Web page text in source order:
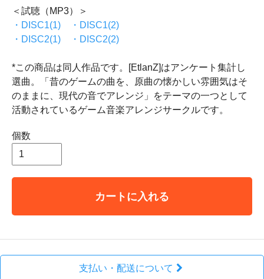
＜試聴（MP3）＞
・DISC1(1)
・DISC1(2)
・DISC2(1)
・DISC2(2)
*この商品は同人作品です。[EtlanZ]はアンケート集計し
選曲。「昔のゲームの曲を、原曲の懐かしい雰囲気はそ
のままに、現代の音でアレンジ」をテーマの一つとして
活動されているゲーム音楽アレンジサークルです。
個数
カートに入れる
支払い・配送について